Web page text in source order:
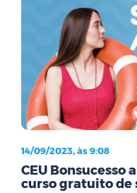
14/09/2023, às 9:08
CEU Bonsucesso
curso gratuito de